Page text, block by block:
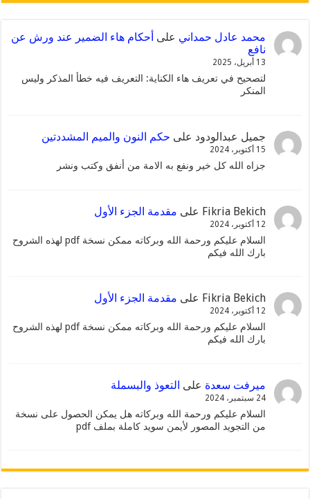
محمد عادل حمدانيعلى أحكام هاء الضمير عند ورش عن
نافع
13 أبريل، 2025
لتصحيح في تعريف هاء الكناية: التعريف فيه خطأ المذكر وليس
المنكر
جميل عبدالودودعلى حكم النون والميم المشددتين
15 أكتوبر، 2024
جزاه الله كل خير ونفع به الامة من أنفق وكتب ونشر
Fikria Bekichعلى مقدمة الجزء الأول
12 أكتوبر، 2024
السلام عليكم ورحمة الله وبركاته ممكن نسخة pdf لهذه الشروح
بارك الله فيكم
Fikria Bekich على مقدمة الجزء الأول
12 أكتوبر، 2024
السلام عليكم ورحمة الله وبركاته ممكن نسخة pdf لهذه الشروح
بارك الله فيكم
ميرفت سعدةعلى التعوذ والبسملة
24 سبتمبر، 2024
السلام عليكم ورحمة الله وبركاته هل يمكن الحصول على نسخة
من التجويد المصور لأيمن سويد كاملة بملف pdf